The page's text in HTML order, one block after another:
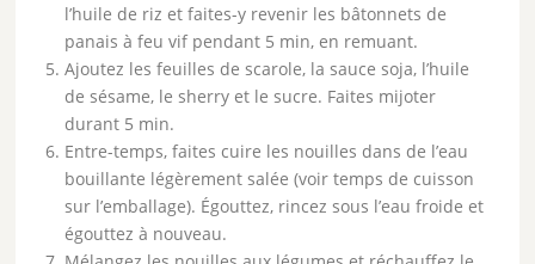
l’huile de riz et faites-y revenir les bâtonnets de
panais à feu vif pendant 5 min, en remuant.
Ajoutez les feuilles de scarole, la sauce soja, l’huile
de sésame, le sherry et le sucre. Faites mijoter
durant 5 min.
Entre-temps, faites cuire les nouilles dans de l’eau
bouillante légèrement salée (voir temps de cuisson
sur l’emballage). Égouttez, rincez sous l’eau froide et
égouttez à nouveau.